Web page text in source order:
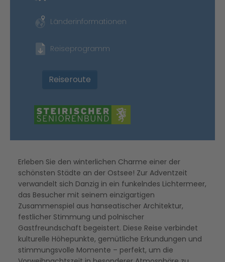
Länderinformationen
Reiseprogramm
Reiseroute
Erleben Sie den winterlichen Charme einer der
schönsten Städte an der Ostsee! Zur Adventzeit
verwandelt sich Danzig in ein funkelndes Lichtermeer,
das Besucher mit seinem einzigartigen
Zusammenspiel aus hanseatischer Architektur,
festlicher Stimmung und polnischer
Gastfreundschaft begeistert. Diese Reise verbindet
kulturelle Höhepunkte, gemütliche Erkundungen und
stimmungsvolle Momente – perfekt, um die